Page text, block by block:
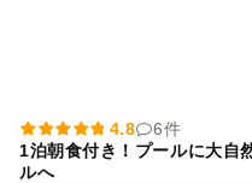
4.8
6件
1泊朝食付き！プールに大自
ルへ